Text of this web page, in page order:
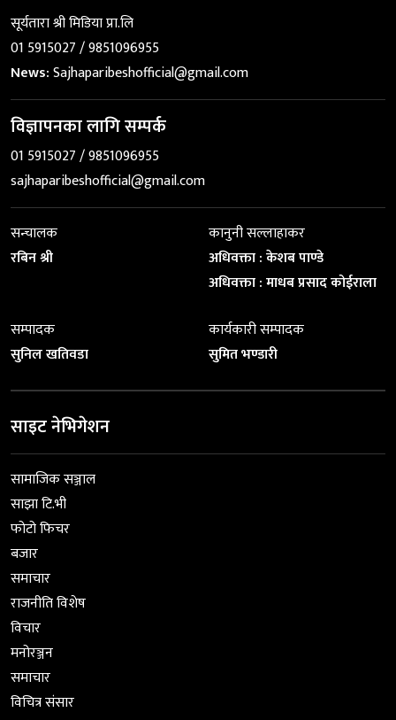
सूर्यतारा श्री मिडिया प्रा.लि
01 5915027 / 9851096955
News:Sajhaparibeshofficial@gmail.com
विज्ञापनका लागि सम्पर्क
01 5915027 / 9851096955
sajhaparibeshofficial@gmail.com
सन्चालक
रबिन श्री
कानुनी सल्लाहाकर
अधिवक्ता : केशब पाण्डे
अधिवक्ता : माधब प्रसाद कोईराला
सम्पादक
सुनिल खतिवडा
कार्यकारी सम्पादक
सुमित भण्डारी
साइट नेभिगेशन
सामाजिक सञ्जाल
साझा टि.भी
फोटो फिचर
बजार
समाचार
राजनीति विशेष
विचार
मनोरञ्जन
समाचार
विचित्र संसार